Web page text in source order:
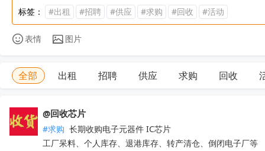
标签： #出租 #招聘 #供应 #求购 #回收 #活动
表情 图片
全部 出租 招聘 供应 求购 回收
@回收芯片
#求购 长期收购电子元器件 IC芯片
工厂呆料、个人库存、退港库存、转产清仓、倒闭电子厂等